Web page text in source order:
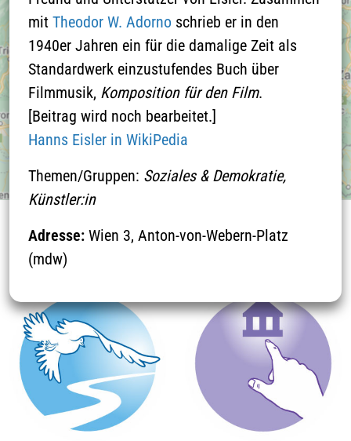
mit Theodor W. Adorno schrieb er in den
1940er Jahren ein für die damalige Zeit als
Standardwerk einzustufendes Buch über
Filmmusik, Komposition für den Film.
[Beitrag wird noch bearbeitet.]
Hanns Eisler in WikiPedia
Themen/Gruppen: Soziales & Demokratie,
Künstler:in
Adresse: Wien 3, Anton-von-Webern-Platz
(mdw)